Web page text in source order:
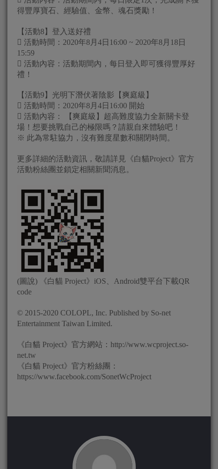
得豐厚寶石、經驗值、金幣、魂石獎勵！
【活動8】登入送好禮
 活動時間：2020年8月4日16:00 ~ 2020年8月18日
15:59
 活動內容：活動期間內，每日登入即可獲得豐厚好
禮！
【活動9】光明下潛伏著陰影【爽庭級】
 活動時間：2020年8月4日16:00 開始
 活動內容： 【爽庭級】超高難度協力全新關卡登
場！想要挑戰自己的極限嗎？請親自來體驗吧！
※ 此為常駐協力，沒有難度星數和關閉時間。
更多詳細的活動資訊，敬請詳見《白貓Project》官方
活動粉絲團並鎖定相關新聞消息。
(圖說) 《白貓 Project》iOS、Android雙平台下載QR
code
© 2015-2020 COLOPL, Inc. Published by So-net
Entertainment Taiwan Limited.
《白貓 Project》官方網站：http://www.wcproject.so-
net.tw
《白貓 Project》官方粉絲團：
https://www.facebook.com/SonetWcProject